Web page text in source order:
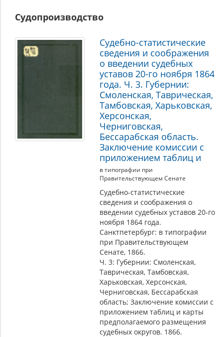
Судопроизводство
Судебно-статистические
сведения и соображения
о введении судебных
уставов 20-го ноября 1864
года. Ч. 3. Губернии:
Смоленская, Таврическая,
Тамбовская, Харьковская,
Херсонская,
Черниговская,
Бессарабская область.
Заключение комиссии с
приложением таблиц и
в типографии при
Правительствующем Сенате
Судебно-статистические
сведения и соображения о
введении судебных уставов 20-го
ноября 1864 года.
Санктпетербург: в типографии
при Правительствующем
Сенате, 1866.
Ч. 3: Губернии: Смоленская,
Таврическая, Тамбовская,
Харьковская, Херсонская,
Черниговская, Бессарабская
область; Заключение комиссии с
приложением таблиц и карты
предполагаемого размещения
судебных округов. 1866.